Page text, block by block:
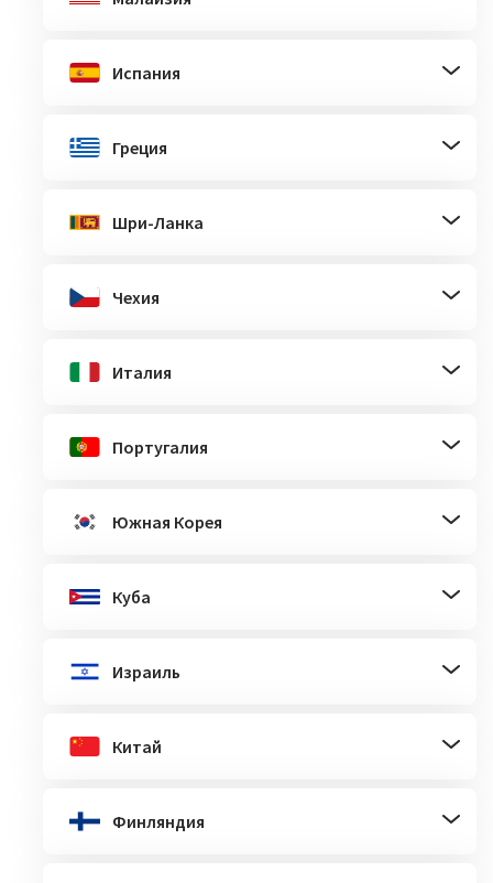
Испания
Греция
Шри-Ланка
Чехия
Италия
Португалия
Южная Корея
Куба
Израиль
Китай
Финляндия